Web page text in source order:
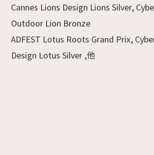
Cannes Lions Design Lions Silver,
Outdoor Lion Bronze
ADFEST Lotus Roots Grand Prix,
Design Lotus Silver ,他